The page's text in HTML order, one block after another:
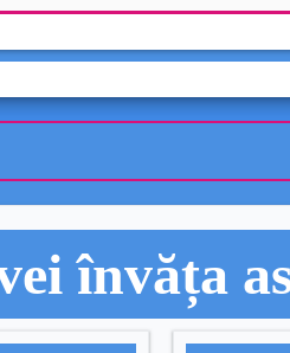
învăța